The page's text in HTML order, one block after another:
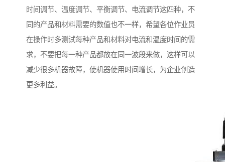
时间调节、温度调节、平衡调节、电流调节这四种，不
同的产品和材料需要的数值也不一样，希望各位作业员
在操作时多测试每种产品和材料对电流和温度时间的需
求，不要把每一种产品都放在同一波段来做，这样可以
减少很多机器故障，使机器使用时间增长，为企业创造
更多利益。